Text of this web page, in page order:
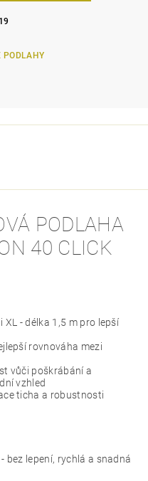
PODLAHY
PODLAHA
40 CLICK
- délka 1,5 m pro lepší
rovnováha mezi
vůči poškrábání a
vzhled
ticha a robustnosti
bez lepení, rychlá a snadná